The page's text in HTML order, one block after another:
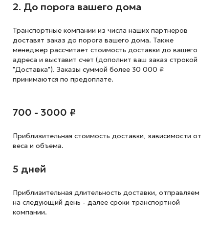
2. До порога вашего дома
Транспортные компании из числа наших партнеров
доставят заказ до порога вашего дома. Также
менеджер рассчитает стоимость доставки до вашего
адреса и выставит счет (дополнит ваш заказ строкой
"Доставка"). Заказы суммой более 30 000 ₽
принимаются по предоплате.
700 - 3000 ₽
Приблизительная стоимость доставки, зависимости от
веса и объема.
5 дней
Приблизительная длительность доставки, отправляем
на следующий день - далее сроки транспортной
компании.